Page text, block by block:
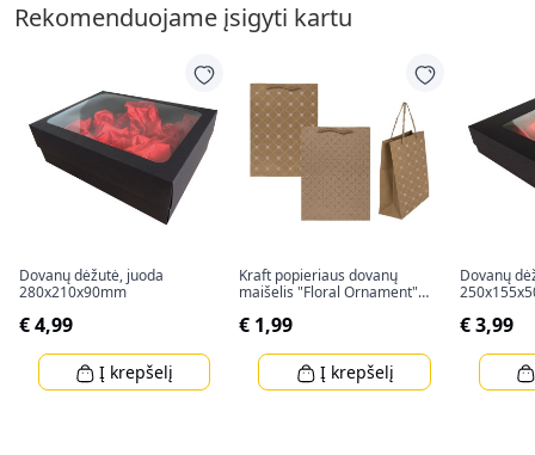
Rekomenduojame įsigyti kartu
Dovanų dėžutė, juoda
280x210x90mm
€ 4,99
Į krepšelį
Kraft popieriaus dovanų
maišelis "Floral Ornament"
€ 1,99
Į krepšelį
Dovanų
€ 3,99